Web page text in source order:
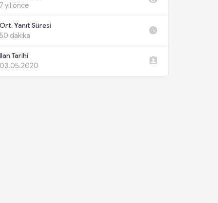
7 yıl önce
Ort. Yanıt Süresi
50 dakika
Ilan Tarihi
03.05.2020